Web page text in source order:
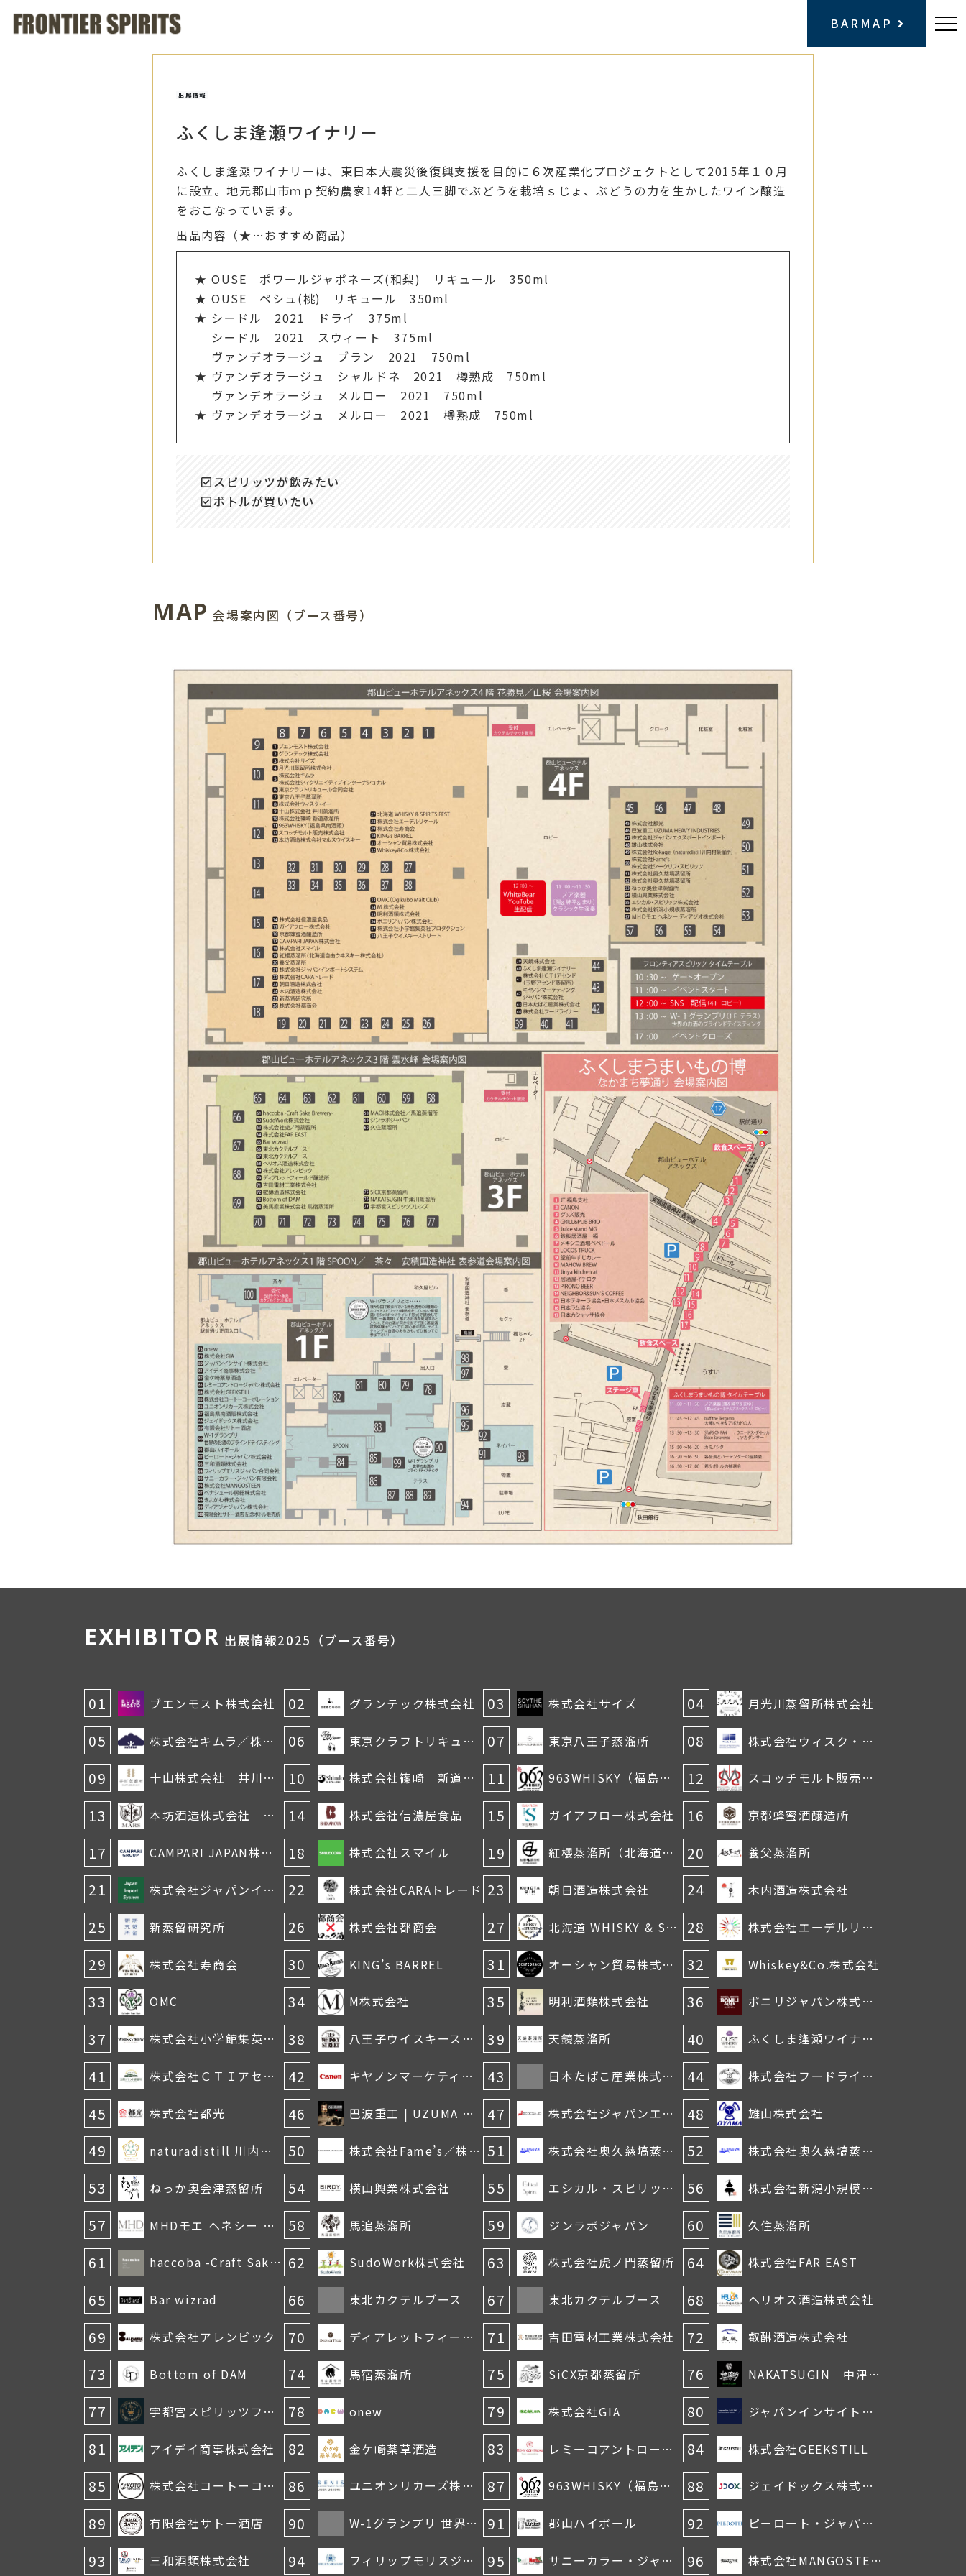
BARMAP
出展情報
ふくしま逢瀬ワイナリー
ふくしま逢瀬ワイナリーは、東日本大震災後復興支援を目的に６次産業化プロジェクトとして2015年１０月
に設立。地元郡山市ｍｐ契約農家14軒と二人三脚でぶどうを栽培ｓじょ、ぶどうの力を生かしたワイン醸造
をおこなっています。
出品内容（★…おすすめ商品）
OUSE ポワールジャポネーズ(和梨) リキュール 350ml
OUSE ペシュ(桃) リキュール 350ml
シードル 2021 ドライ 375ml
シードル 2021 スウィート 375ml
ヴァンデオラージュ ブラン 2021 750ml
ヴァンデオラージュ シャルドネ 2021 樽熟成 750ml
ヴァンデオラージュ メルロー 2021 750ml
ヴァンデオラージュ メルロー 2021 樽熟成 750ml
スピリッツが飲みたい
ボトルが買いたい
MAP 会場案内図（ブース番号）
EXHIBITOR 出展情報2025（ブース番号）
01 ブエンモスト株式会社 02 グランテック株式会社 03 株式会社サイズ 04 月光川蒸留所株式会社
05 株式会社キムラ／株式会社シィクリエイティブインターナショナル 06 東京クラフトリキュール合同会社 07 東京八王子蒸溜所 08 株式会社ウィスク・イー
09 十山株式会社 井川蒸溜所 10 株式会社篠崎 新道蒸溜所 11 963WHISKY（福島県南酒販） 12 スコッチモルト販売株式会社
13 本坊酒造株式会社 マルスウイスキー 14 株式会社信濃屋食品 15 ガイアフロー株式会社 16 京都蜂蜜酒醸造所
17 CAMPARI JAPAN株式会社 18 株式会社スマイル 19 紅櫻蒸溜所（北海道自由ウヰスキー株式会社） 20 養父蒸溜所
21 株式会社ジャパンインポートシステム 22 株式会社CARAトレード 23 朝日酒造株式会社 24 木内酒造株式会社
25 新蒸留研究所 26 株式会社都商会 27 北海道 WHISKY & SPIRITS FEST 28 株式会社エーデルリケール
29 株式会社寿商会 30 KING’s BARREL 31 オーシャン貿易株式会社 32 Whiskey&Co.株式会社
33 OMC 34 M株式会社 35 明利酒類株式会社 36 ボニリジャパン株式会社
37 株式会社小学館集英社プロダクション 38 八王子ウイスキーストリート 39 天鏡蒸溜所 40 ふくしま逢瀬ワイナリー
41 株式会社ＣＴＩアセンド（玉野アセンド蒸留所） 42 キヤノンマーケティングジャパン株式会社 43 日本たばこ産業株式会社 44 株式会社フードライナー
45 株式会社都光 46 巴波重工 | UZUMA HEAVY INDUSTRIES 47 株式会社ジャパンエクスポートインポート 48 雄山株式会社
49 naturadistill 川内村蒸溜所 50 株式会社Fame’s／株式会社シークリフ・スピリッツ 51 株式会社奥久慈塙蒸留所 52 株式会社奥久慈塙蒸留所
53 ねっか奥会津蒸留所 54 横山興業株式会社 55 エシカル・スピリッツ株式会社 56 株式会社新潟小規模蒸溜所
57 MHDモエ ヘネシー ディアジオ株式会社 58 馬追蒸溜所 59 ジンラボジャパン 60 久住蒸溜所
61 haccoba -Craft Sake Brewery- 62 SudoWork株式会社 63 株式会社虎ノ門蒸留所 64 株式会社FAR EAST
65 Bar wizrad 66 東北カクテルブース 67 東北カクテルブース 68 ヘリオス酒造株式会社
69 株式会社アレンビック 70 ディアレットフィールド醸造所 71 吉田電材工業株式会社 72 叡醂酒造株式会社
73 Bottom of DAM 74 馬宿蒸溜所 75 SiCX京都蒸留所 76 NAKATSUGIN 中津川蒸留所
77 宇都宮スピリッツフレンズ 78 onew 79 株式会社GIA 80 ジャパンインサイト株式会社
81 アイデイ商事株式会社 82 金ケ崎薬草酒造 83 レミーコアントロージャパン株式会社 84 株式会社GEEKSTILL
85 株式会社コートーコーポレーション 86 ユニオンリカーズ株式会社 87 963WHISKY（福島県南酒販） 88 ジェイドックス株式会社
89 有限会社サトー酒店 90 W-1グランプリ 世界のお酒のブラインドテイスティング 91 郡山ハイボール 92 ピーロート・ジャパン株式会社
93 三和酒類株式会社 94 フィリップモリスジャパン合同会社 95 サニーカラー・ジャパン有限会社 96 株式会社MANGOSTEEN